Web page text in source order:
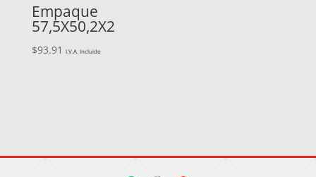
Empaque
57,5X50,2X2
$93.91 I.V.A. Incluido